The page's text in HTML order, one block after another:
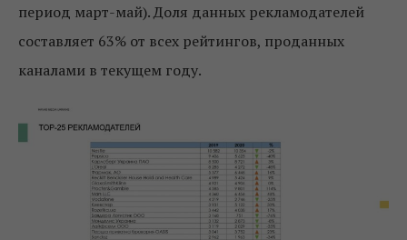
период март-май). Доля данных рекламодателей
составляет 63% от всех рейтингов, проданных
каналами в текущем году.